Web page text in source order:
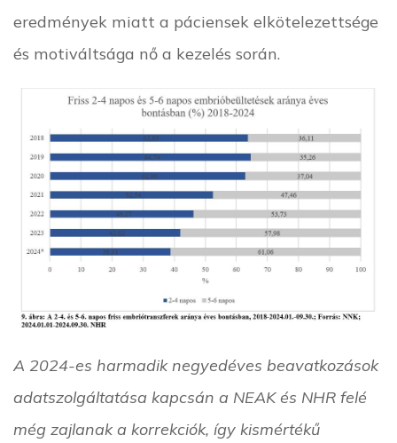
eredmények miatt a páciensek elkötelezettsége
és motiváltsága nő a kezelés során.
A 2024-es harmadik negyedéves beavatkozások
adatszolgáltatása kapcsán a NEAK és NHR felé
még zajlanak a korrekciók, így kismértékű